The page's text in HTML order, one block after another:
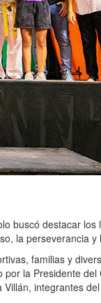
buscó destacar los
la perseverancia y
familias y
la Presidente del
integrantes